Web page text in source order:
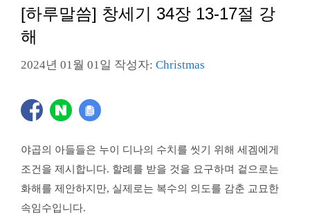
[하루말씀] 창세기 34장 13-17절 강
해
2024년 01월 01일 작성자: Christmas
야곱의 아들들은 누이 디나의 수치를 씻기 위해 세겜에게
조건을 제시합니다. 할례를 받을 것을 요구하며 겉으로는
화해를 제안하지만, 실제로는 복수의 의도를 감춘 교묘한
속임수입니다.